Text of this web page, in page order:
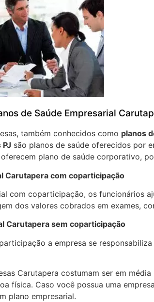
de Saúde Empresarial
também conhecidos como planos
são planos de saúde oferecidos por
plano de saúde corporativo,
Carutapera com coparticipação
com coparticipação, os funcionários
dos valores cobrados em exames,
Carutapera sem coparticipação
a empresa se
Carutapera costumam ser em
física. Caso você possua uma
plano empresarial.